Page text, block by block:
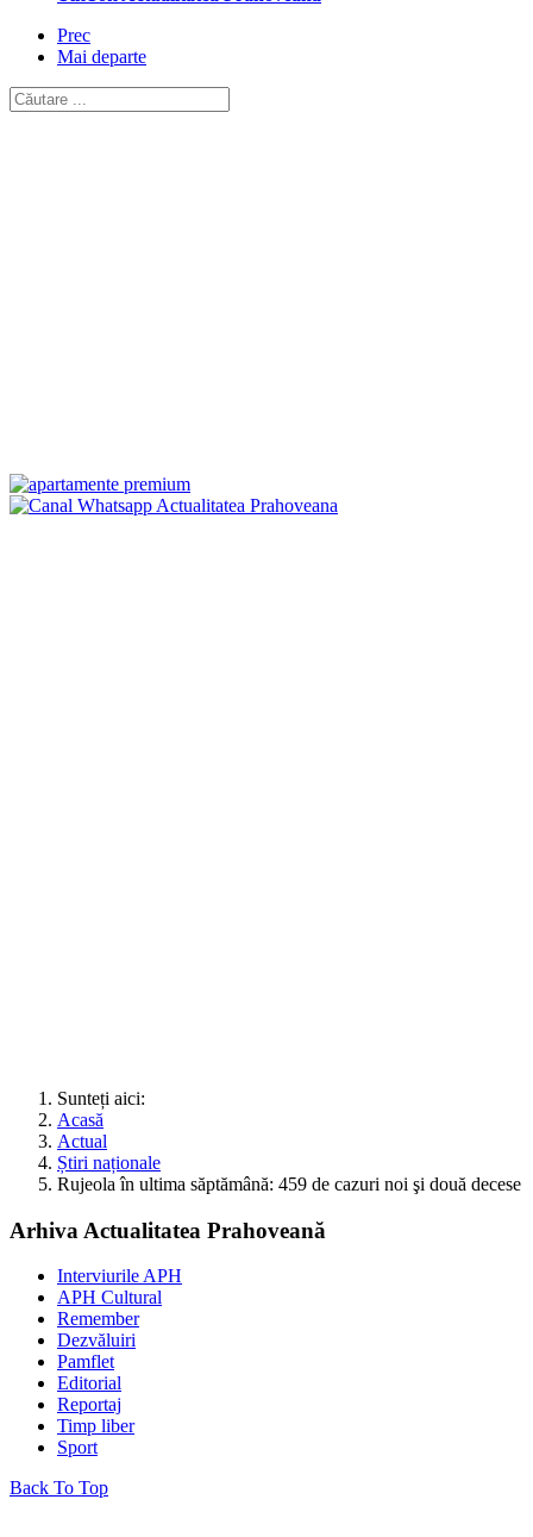
Prec
Mai departe
Sunteți aici:
Acasă
Actual
Știri naționale
Rujeola în ultima săptămână: 459 de cazuri noi şi două decese
Arhiva Actualitatea Prahoveană
Interviurile APH
APH Cultural
Remember
Dezvăluiri
Pamflet
Editorial
Reportaj
Timp liber
Sport
Back To Top